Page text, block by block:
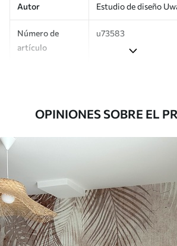
Autor Estudio de diseño
Número de
artículo
u73583
Adicionalmente
Disponible con
recubrimiento de
limpiarse con agua.
Método de
aplicación
Aplicación sin fisuras
OPINIONES SOBRE EL